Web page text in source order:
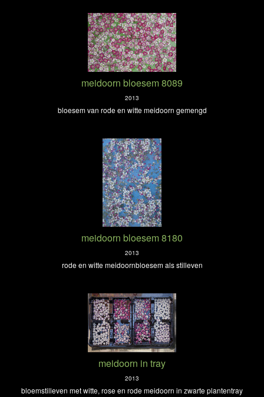
meidoorn bloesem 8089
2013
bloesem van rode en witte meidoorn gemengd
meidoorn bloesem 8180
2013
rode en witte meidoornbloesem als stilleven
meidoorn in tray
2013
bloemstilleven met witte, rose en rode meidoorn in zwarte plantentray